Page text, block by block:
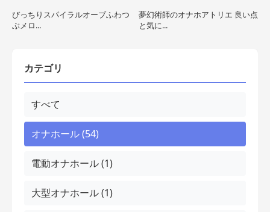
びっちりスパイラルオーブふわつ
ぶメロ...
夢幻術師のオナホアトリエ 良い点
と気に...
カテゴリ
すべて
オナホール (54)
電動オナホール (1)
大型オナホール (1)